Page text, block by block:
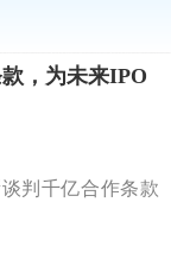
，为未来IPO
判千亿合作条款